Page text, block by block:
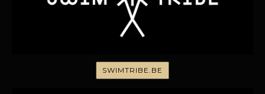
SWIMTRIBE.BE